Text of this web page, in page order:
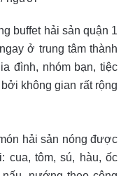
buffet hải sản quận 1
ở trung tâm thành
đình, nhóm bạn, tiệc
không gian rất rộng
hải sản nóng được
cua, tôm, sú, hàu, ốc